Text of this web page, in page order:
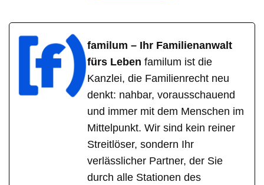
familum – Ihr Familienanwalt
fürs Leben familum ist die
Kanzlei, die Familienrecht neu
denkt: nahbar, vorausschauend
und immer mit dem Menschen im
Mittelpunkt. Wir sind kein reiner
Streitlöser, sondern Ihr
verlässlicher Partner, der Sie
durch alle Stationen des